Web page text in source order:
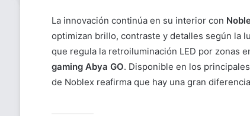
La innovación continúa en su interior con
optimizan brillo, contraste y detalles según la
que regula la retroiluminación LED por zonas
gaming Abya GO. Disponible en los
de Noblex reafirma que hay una gran